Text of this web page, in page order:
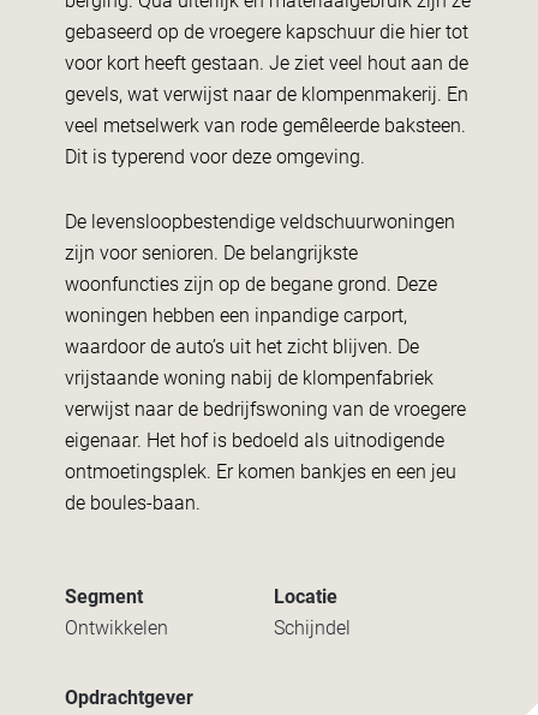
Segment
Ontwikkelen
Locatie
Schijndel
Opdrachtgever
gebaseerd op de vroegere kapschuur die hier tot
voor kort heeft gestaan. Je ziet veel hout aan de
gevels, wat verwijst naar de klompenmakerij. En
veel metselwerk van rode gemêleerde baksteen.
Dit is typerend voor deze omgeving.
De levensloopbestendige veldschuurwoningen
zijn voor senioren. De belangrijkste
woonfuncties zijn op de begane grond. Deze
woningen hebben een inpandige carport,
waardoor de auto’s uit het zicht blijven. De
vrijstaande woning nabij de klompenfabriek
verwijst naar de bedrijfswoning van de vroegere
eigenaar. Het hof is bedoeld als uitnodigende
ontmoetingsplek. Er komen bankjes en een jeu
de boules-baan.